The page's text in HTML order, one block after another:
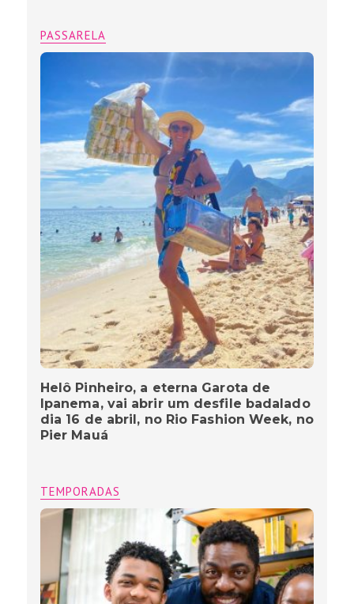
PASSARELA
Helô Pinheiro, a eterna Garota de
Ipanema, vai abrir um desfile badalado
dia 16 de abril, no Rio Fashion Week, no
Pier Mauá
TEMPORADAS